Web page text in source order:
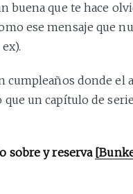
buena que te hace
ese mensaje que
cumpleaños donde el
un capítulo de
sobre y reserva